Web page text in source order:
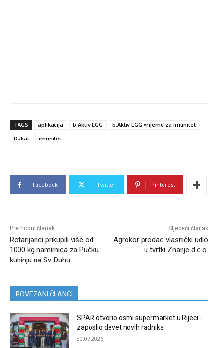
TAGS aplikacija b.Aktiv LGG
b.Aktiv LGG vrijeme za imunitet
Dukat
imunitet
Facebook Twitter Pinterest
Prethodni članak
Rotarijanci prikupili više od
1000 kg namirnica za Pučku
kuhinju na Sv. Duhu
Sljedeći članak
Agrokor prodao vlasnički udio
u tvrtki Znanje d.o.o.
POVEZANI ČLANCI
SPAR otvorio osmi supermarket u Rijeci i
zaposlio devet novih radnika
30.07.2026.